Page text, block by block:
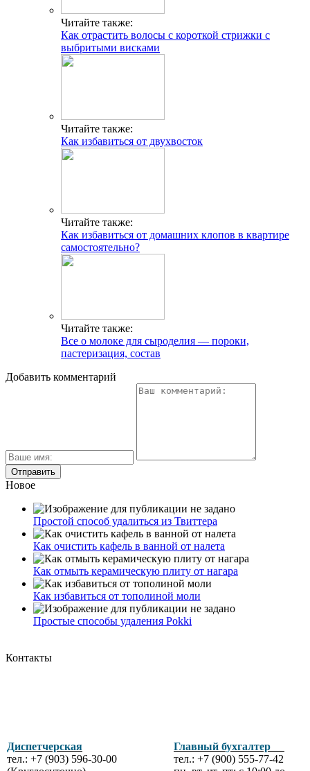
Читайте также:
Как отрастить волосы с короткой стрижки с
выбритыми висками
Читайте также:
Как избавиться от двухвосток
Читайте также:
Как избавиться от домашних клопов в квартире
самостоятельно?
Читайте также:
Все о молоке для сыроделия — пороки,
пастеризация, состав
Добавить комментарий
Новое
Простой способ удалиться из Твиттера
Как очистить кафель в ванной от налета
Как отмыть керамическую плиту от нагара
Как избавиться от тополиной моли
Простые способы удаления Pokki
Контакты
Диспетчерская
тел.: +7 (903) 596-30-00
Главный бухгалтер
тел.: +7 (900) 555-77-42